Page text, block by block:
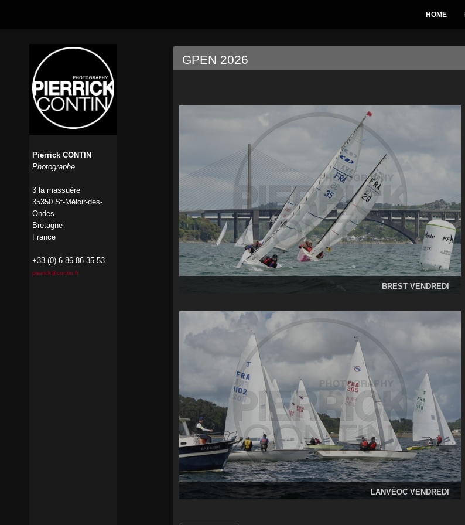
GPEN 2026
BREST VENDREDI
LANVÉOC VENDREDI
HOME
Pierrick CONTIN
Photographe
3 la massuère
35350 St-Méloir-des-
Ondes
Bretagne
France
+33 (0) 6 86 86 35 53
pierrick@contin.fr